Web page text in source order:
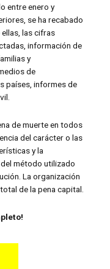
entre enero y
se ha recabado
las cifras
información de
y
de
países, informes de
de muerte en todos
del carácter o las
y la
método utilizado
La organización
de la pena capital.